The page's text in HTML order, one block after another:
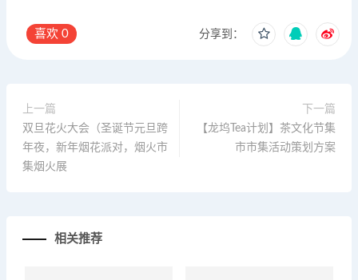
喜欢 0 分享到：
上一篇
双旦花火大会（圣诞节元旦跨
年夜，新年烟花派对，烟火市
集烟火展
下一篇
【龙坞Tea计划】茶文化节集
市市集活动策划方案
相关推荐